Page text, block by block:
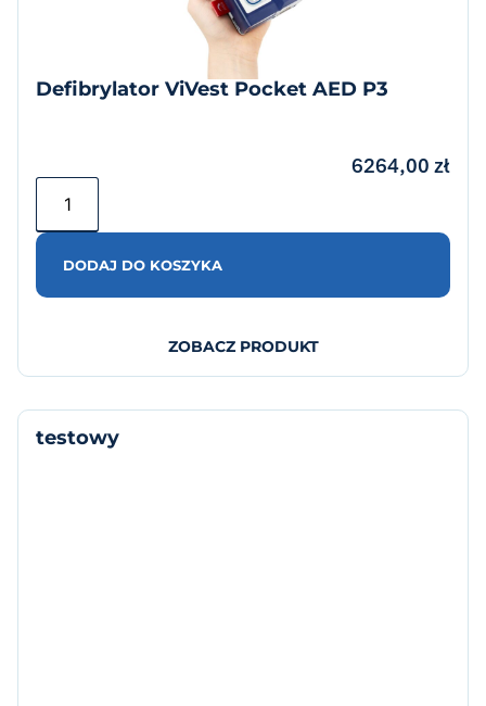
Defibrylator ViVest Pocket AED P3
6264,00 zł
DODAJ DO KOSZYKA
ZOBACZ PRODUKT
testowy